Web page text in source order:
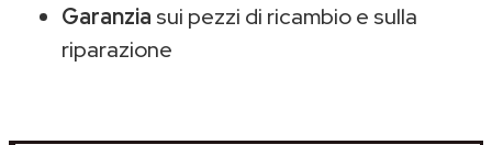
Garanzia sui pezzi di ricambio e sulla
riparazione